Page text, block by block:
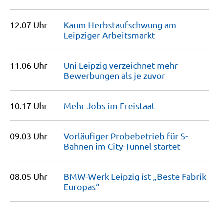
12.07 Uhr
Kaum Herbstaufschwung am
Leipziger Arbeitsmarkt
11.06 Uhr
Uni Leipzig verzeichnet mehr
Bewerbungen als je zuvor
10.17 Uhr Mehr Jobs im Freistaat
09.03 Uhr
Vorläufiger Probebetrieb für S-
Bahnen im City-Tunnel startet
08.05 Uhr
BMW-Werk Leipzig ist „Beste Fabrik
Europas“